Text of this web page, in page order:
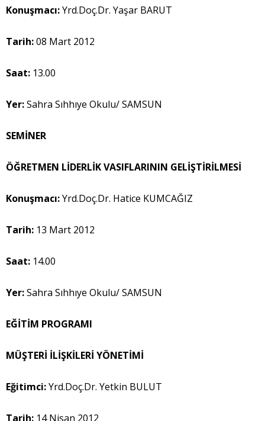
Konuşmacı:Yrd.Doç.Dr. Yaşar BARUT
Tarih:08 Mart 2012
Saat: 13.00
Yer:Sahra Sıhhıye Okulu/ SAMSUN
SEMİNER
ÖĞRETMEN LİDERLİK VASIFLARININ GELİŞTİRİLMESİ
Konuşmacı:Yrd.Doç.Dr. Hatice KUMCAĞIZ
Tarih: 13 Mart 2012
Saat: 14.00
Yer:Sahra Sıhhıye Okulu/ SAMSUN
EĞİTİM PROGRAMI
MÜŞTERİ İLİŞKİLERİ YÖNETİMİ
Eğitimci:Yrd.Doç.Dr. Yetkin BULUT
Tarih: 14 Nisan 2012